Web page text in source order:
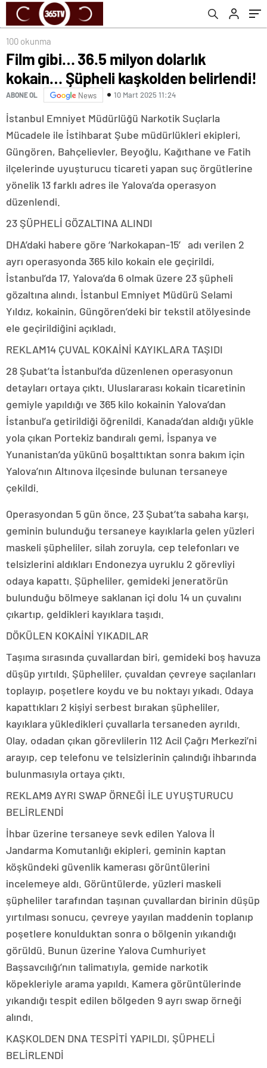
100 okunma
Film gibi… 36.5 milyon dolarlık
kokain… Şüpheli kaşkolden belirlendi!
ABONE OL News 10 Mart 2025 11:24
İstanbul Emniyet Müdürlüğü Narkotik Suçlarla
Mücadele ile İstihbarat Şube müdürlükleri ekipleri,
Güngören, Bahçelievler, Beyoğlu, Kağıthane ve Fatih
ilçelerinde uyuşturucu ticareti yapan suç örgütlerine
yönelik 13 farklı adres ile Yalova’da operasyon
düzenlendi.
23 ŞÜPHELİ GÖZALTINA ALINDI
DHA’daki habere göre ‘Narkokapan-15′ adı verilen 2
ayrı operasyonda 365 kilo kokain ele geçirildi,
İstanbul’da 17, Yalova’da 6 olmak üzere 23 şüpheli
gözaltına alındı. İstanbul Emniyet Müdürü Selami
Yıldız, kokainin, Güngören’deki bir tekstil atölyesinde
ele geçirildiğini açıkladı.
REKLAM14 ÇUVAL KOKAİNİ KAYIKLARA TAŞIDI
28 Şubat’ta İstanbul’da düzenlenen operasyonun
detayları ortaya çıktı. Uluslararası kokain ticaretinin
gemiyle yapıldığı ve 365 kilo kokainin Yalova’dan
İstanbul’a getirildiği öğrenildi. Kanada’dan aldığı yükle
yola çıkan Portekiz bandıralı gemi, İspanya ve
Yunanistan’da yükünü boşalttıktan sonra bakım için
Yalova’nın Altınova ilçesinde bulunan tersaneye
çekildi.
Operasyondan 5 gün önce, 23 Şubat’ta sabaha karşı,
geminin bulunduğu tersaneye kayıklarla gelen yüzleri
maskeli şüpheliler, silah zoruyla, cep telefonları ve
telsizlerini aldıkları Endonezya uyruklu 2 görevliyi
odaya kapattı. Şüpheliler, gemideki jeneratörün
bulunduğu bölmeye saklanan içi dolu 14 un çuvalını
çıkartıp, geldikleri kayıklara taşıdı.
DÖKÜLEN KOKAİNİ YIKADILAR
Taşıma sırasında çuvallardan biri, gemideki boş havuza
düşüp yırtıldı. Şüpheliler, çuvaldan çevreye saçılanları
toplayıp, poşetlere koydu ve bu noktayı yıkadı. Odaya
kapattıkları 2 kişiyi serbest bırakan şüpheliler,
kayıklara yükledikleri çuvallarla tersaneden ayrıldı.
Olay, odadan çıkan görevlilerin 112 Acil Çağrı Merkezi’ni
arayıp, cep telefonu ve telsizlerinin çalındığı ihbarında
bulunmasıyla ortaya çıktı.
REKLAM9 AYRI SWAP ÖRNEĞİ İLE UYUŞTURUCU
BELİRLENDİ
İhbar üzerine tersaneye sevk edilen Yalova İl
Jandarma Komutanlığı ekipleri, geminin kaptan
köşkündeki güvenlik kamerası görüntülerini
incelemeye aldı. Görüntülerde, yüzleri maskeli
şüpheliler tarafından taşınan çuvallardan birinin düşüp
yırtılması sonucu, çevreye yayılan maddenin toplanıp
poşetlere konulduktan sonra o bölgenin yıkandığı
görüldü. Bunun üzerine Yalova Cumhuriyet
Başsavcılığı’nın talimatıyla, gemide narkotik
köpekleriyle arama yapıldı. Kamera görüntülerinde
yıkandığı tespit edilen bölgeden 9 ayrı swap örneği
alındı.
KAŞKOLDEN DNA TESPİTİ YAPILDI, ŞÜPHELİ
BELİRLENDİ